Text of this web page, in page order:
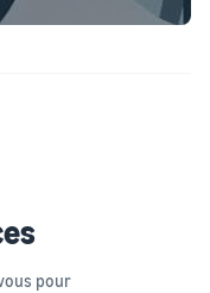
pour